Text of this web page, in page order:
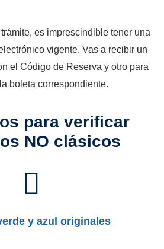
es imprescindible tener una
vigente. Vas a recibir un
el Código de Reserva y otro para
boleta correspondiente.
para verificar
NO clásicos
y azul originales